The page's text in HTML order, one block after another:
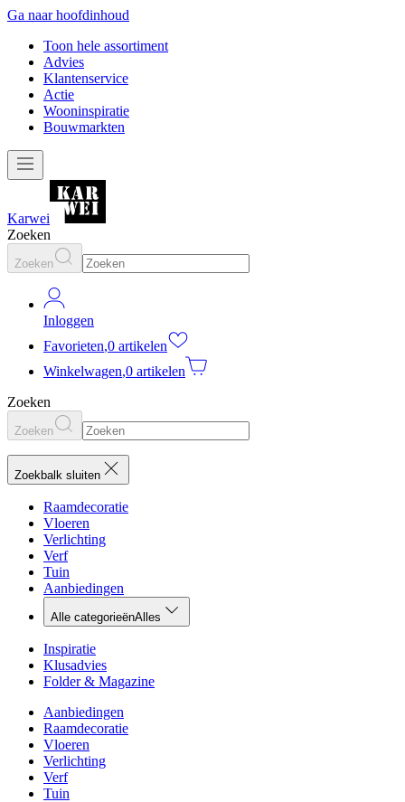
Ga naar hoofdinhoud
Toon hele assortiment
Advies
Klantenservice
Actie
Wooninspiratie
Bouwmarkten
Karwei
Zoeken
Zoeken
Inloggen
Favorieten,0 artikelen
Winkelwagen,0 artikelen
Zoeken
Zoeken
Zoekbalk sluiten
Raamdecoratie
Vloeren
Verlichting
Verf
Tuin
Aanbiedingen
Alle categorieënAlles
Inspiratie
Klusadvies
Folder & Magazine
Aanbiedingen
Raamdecoratie
Vloeren
Verlichting
Verf
Tuin